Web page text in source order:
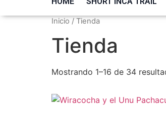
Inicio / Tienda
Tienda
Mostrando 1–16 de 34